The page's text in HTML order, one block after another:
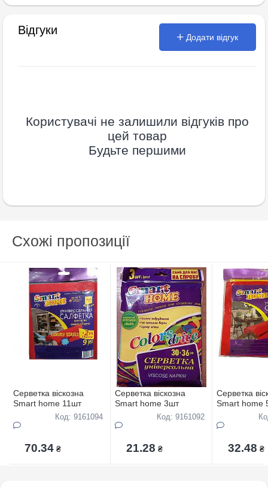
Відгуки
Додати відгук
Користувачі не залишили відгуків про
цей товар
Будьте першими
Схожі пропозиції
Серветка віскозна
Smart home 11шт
Код: 9161094
70.34 ₴
Серветка віскозна
Smart home 3шт
Код: 9161092
21.28 ₴
Серветка
Smart home
32.48 ₴